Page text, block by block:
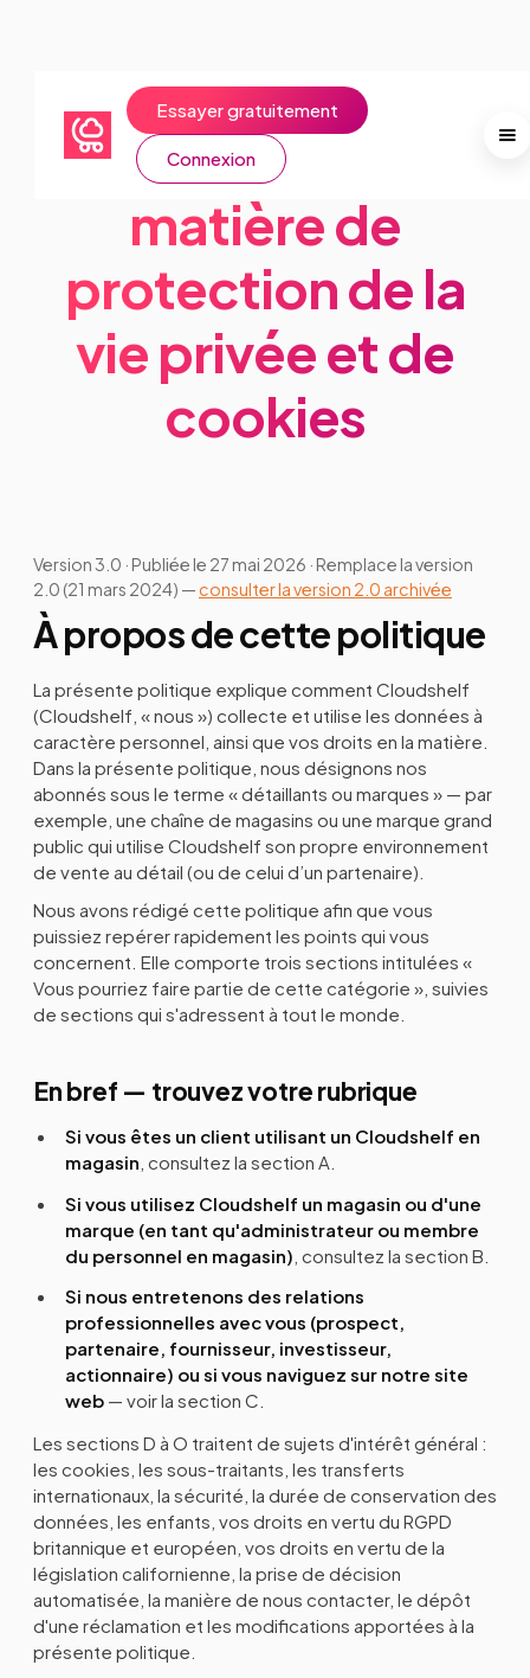
Essayer gratuitement
Connexion
Politique en
matière de
protection de la
vie privée et de
cookies
Version 3.0 · Publiée le 27 mai 2026 · Remplace la version
2.0 (21 mars 2024) — consulter la version 2.0 archivée
À propos de cette politique
La présente politique explique comment Cloudshelf
(Cloudshelf, « nous ») collecte et utilise les données à
caractère personnel, ainsi que vos droits en la matière.
Dans la présente politique, nous désignons nos
abonnés sous le terme « détaillants ou marques » — par
exemple, une chaîne de magasins ou une marque grand
public qui utilise Cloudshelf son propre environnement
de vente au détail (ou de celui d’un partenaire).
Nous avons rédigé cette politique afin que vous
puissiez repérer rapidement les points qui vous
concernent. Elle comporte trois sections intitulées «
Vous pourriez faire partie de cette catégorie », suivies
de sections qui s'adressent à tout le monde.
En bref — trouvez votre rubrique
Si vous êtes un client utilisant un Cloudshelf en
magasin , consultez la section A.
Si vous utilisez Cloudshelf un magasin ou d'une
marque (en tant qu'administrateur ou membre
du personnel en magasin) , consultez la section B.
Si nous entretenons des relations
professionnelles avec vous (prospect,
partenaire, fournisseur, investisseur,
actionnaire) ou si vous naviguez sur notre site
web — voir la section C.
Les sections D à O traitent de sujets d'intérêt général :
les cookies, les sous-traitants, les transferts
internationaux, la sécurité, la durée de conservation des
données, les enfants, vos droits en vertu du RGPD
britannique et européen, vos droits en vertu de la
législation californienne, la prise de décision
automatisée, la manière de nous contacter, le dépôt
d'une réclamation et les modifications apportées à la
présente politique.